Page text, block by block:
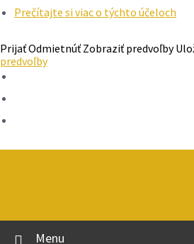
Prečítajte si viac o týchto účeloch
PrijaťOdmietnúť Zobraziť predvoľby
predvoľby
Menu